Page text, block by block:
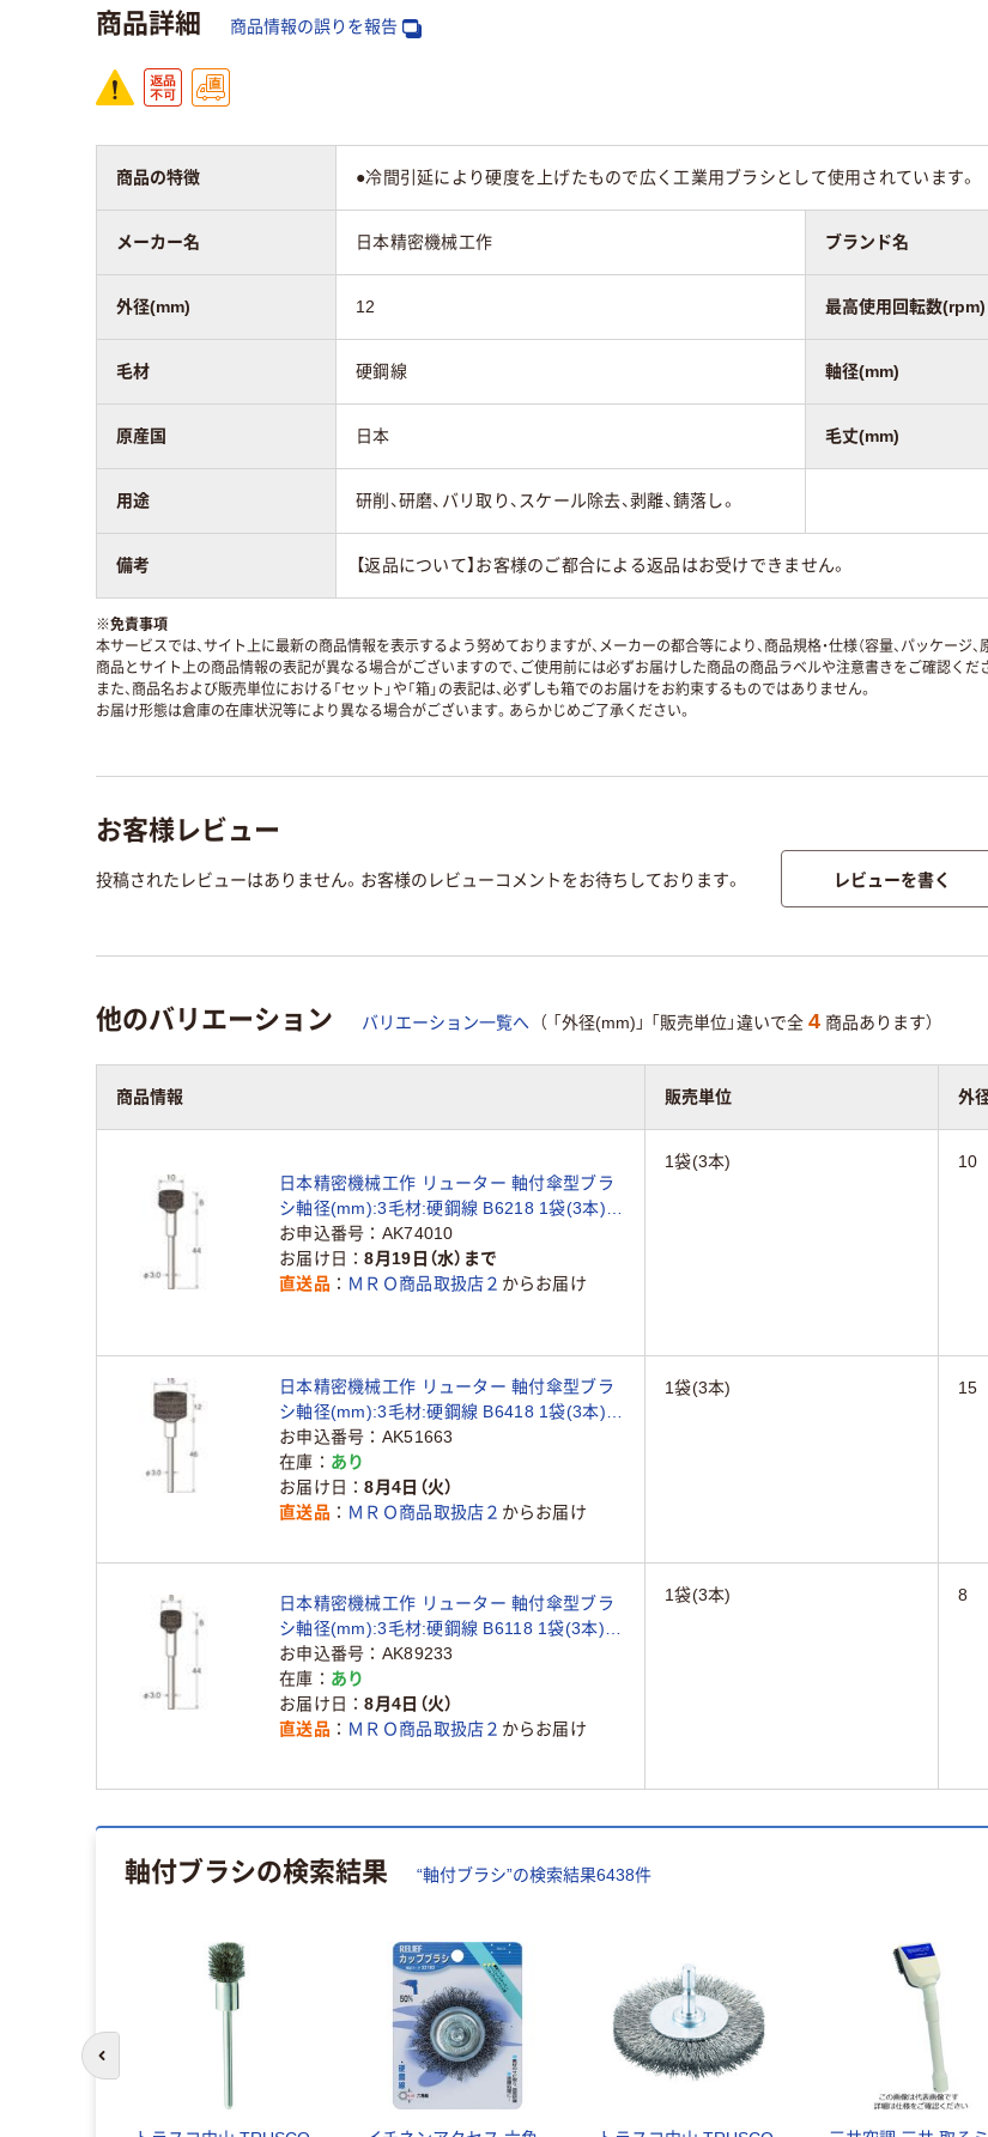
商品詳細 商品情報の誤りを報告
商品の特徴 ●冷間引延により硬度を上げたもので広く工業用ブラシとして使用されています。
メーカー名 日本精密機械工作 ブランド名
外径(mm) 12 最高使用回転数(rpm)
毛材 硬鋼線 軸径(mm)
原産国 日本 毛丈(mm)
用途 研削、研磨、バリ取り、スケール除去、剥離、錆落し。
備考 【返品について】お客様のご都合による返品はお受けできません。
※免責事項
本サービスでは、サイト上に最新の商品情報を表示するよう努めておりますが、メーカーの都合等により、商品規格・仕様（容量、パッケージ
商品とサイト上の商品情報の表記が異なる場合がございますので、ご使用前には必ずお届けした商品の商品ラベルや注意書きをご確認くだ
また、商品名および販売単位における「セット」や「箱」の表記は、必ずしも箱でのお届けをお約束するものではありません。
お届け形態は倉庫の在庫状況等により異なる場合がございます。あらかじめご了承ください。
お客様レビュー
投稿されたレビューはありません。お客様のレビューコメントをお待ちしております。 レビューを書く
他のバリエーション バリエーション一覧へ （ 「外径(mm)」 「販売単位」違いで全 4 商品あります）
商品情報 販売単位 外
日本精密機械工作 リューター 軸付傘型ブラ
シ軸径(mm):3毛材:硬鋼線 B6218 1袋(3本)
128-2010（直送品）
お申込番号
AK74010
お届け日
8月19日（水）まで
直送品
ＭＲＯ商品取扱店２ からお届け
1袋(3本) 10
日本精密機械工作 リューター 軸付傘型ブラ
シ軸径(mm):3毛材:硬鋼線 B6418 1袋(3本)
128-2071（直送品）
お申込番号
AK51663
在庫
あり
お届け日
8月4日（火）
直送品
ＭＲＯ商品取扱店２ からお届け
1袋(3本) 15
日本精密機械工作 リューター 軸付傘型ブラ
シ軸径(mm):3毛材:硬鋼線 B6118 1袋(3本)
128-2523（直送品）
お申込番号
AK89233
在庫
あり
お届け日
8月4日（火）
直送品
ＭＲＯ商品取扱店２ からお届け
1袋(3本) 8
軸付ブラシの検索結果 “軸付ブラシ”の検索結果6438件